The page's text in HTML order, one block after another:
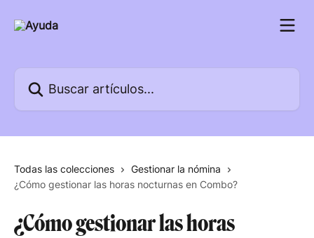
Todas las colecciones
Gestionar la nómina
¿Cómo gestionar las horas nocturnas en Combo?
¿Cómo gestionar las horas